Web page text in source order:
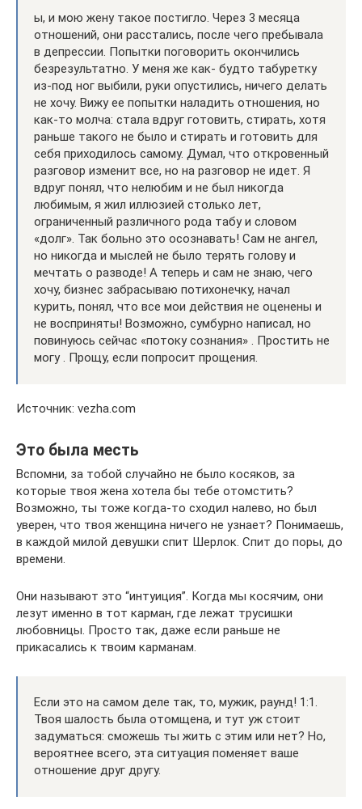
ы, и мою жену такое постигло. Через 3 месяца
отношений, они расстались, после чего пребывала
в депрессии. Попытки поговорить окончились
безрезультатно. У меня же как- будто табуретку
из-под ног выбили, руки опустились, ничего делать
не хочу. Вижу ее попытки наладить отношения, но
как-то молча: стала вдруг готовить, стирать, хотя
раньше такого не было и стирать и готовить для
себя приходилось самому. Думал, что откровенный
разговор изменит все, но на разговор не идет. Я
вдруг понял, что нелюбим и не был никогда
любимым, я жил иллюзией столько лет,
ограниченный различного рода табу и словом
«долг». Так больно это осознавать! Сам не ангел,
но никогда и мыслей не было терять голову и
мечтать о разводе! А теперь и сам не знаю, чего
хочу, бизнес забрасываю потихонечку, начал
курить, понял, что все мои действия не оценены и
не восприняты! Возможно, сумбурно написал, но
повинуюсь сейчас «потоку сознания» . Простить не
могу . Прощу, если попросит прощения.
Источник: vezha.com
Это была месть
Вспомни, за тобой случайно не было косяков, за
которые твоя жена хотела бы тебе отомстить?
Возможно, ты тоже когда-то сходил налево, но был
уверен, что твоя женщина ничего не узнает? Понимаешь,
в каждой милой девушки спит Шерлок. Спит до поры, до
времени.
Они называют это “интуиция”. Когда мы косячим, они
лезут именно в тот карман, где лежат трусишки
любовницы. Просто так, даже если раньше не
прикасались к твоим карманам.
Если это на самом деле так, то, мужик, раунд! 1:1.
Твоя шалость была отомщена, и тут уж стоит
задуматься: сможешь ты жить с этим или нет? Но,
вероятнее всего, эта ситуация поменяет ваше
отношение друг другу.